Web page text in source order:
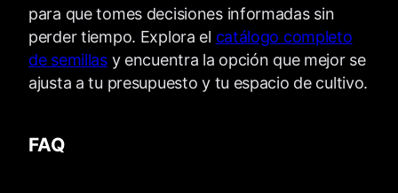
para que tomes decisiones informadas sin
perder tiempo. Explora el catálogo completo
de semillasy encuentra la opción que mejor se
ajusta a tu presupuesto y tu espacio de cultivo.
FAQ